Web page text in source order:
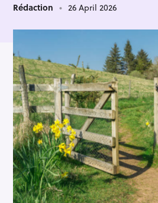
Rédaction 26 April 2026